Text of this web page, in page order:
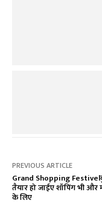
PREVIOUS ARTICLE
Grand Shopping
तैयार हो जाईए शॉपिंग भी और
के लिए